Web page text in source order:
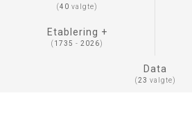
(40 valgte)
Etablering +
( 1735 - 2026)
Data
(23 valgte)